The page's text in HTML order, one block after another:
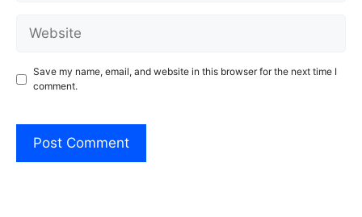
Website
Save my name, email, and website in this browser for the next time I
comment.